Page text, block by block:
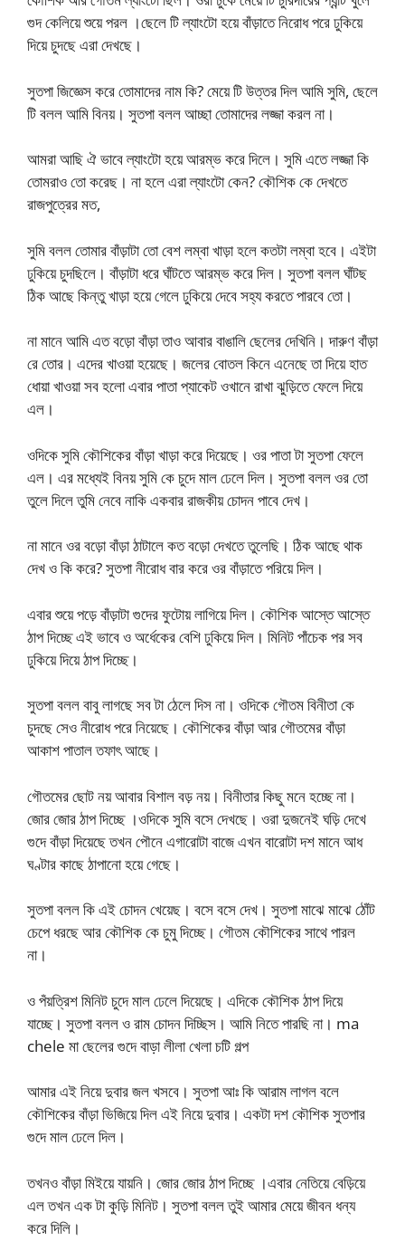
গুদ কেলিয়ে শুয়ে পরল ।ছেলে টি ল্যাংটো হয়ে বাঁড়াতে নিরোধ পরে ঢুকিয়ে
দিয়ে চুদছে এরা দেখছে।
সুতপা জিজ্ঞেস করে তোমাদের নাম কি? মেয়ে টি উত্তর দিল আমি সুমি, ছেলে
টি বলল আমি বিনয়। সুতপা বলল আচ্ছা তোমাদের লজ্জা করল না।
আমরা আছি ঐ ভাবে ল্যাংটো হয়ে আরম্ভ করে দিলে। সুমি এতে লজ্জা কি
তোমরাও তো করেছ। না হলে এরা ল্যাংটো কেন? কৌশিক কে দেখতে
রাজপুত্রের মত,
সুমি বলল তোমার বাঁড়াটা তো বেশ লম্বা খাড়া হলে কতটা লম্বা হবে। এইটা
ঢুকিয়ে চুদছিলে। বাঁড়াটা ধরে ঘাঁটতে আরম্ভ করে দিল। সুতপা বলল ঘাঁটছ
ঠিক আছে কিন্তু খাড়া হয়ে গেলে ঢুকিয়ে দেবে সহ্য করতে পারবে তো।
না মানে আমি এত বড়ো বাঁড়া তাও আবার বাঙালি ছেলের দেখিনি। দারুণ বাঁড়া
রে তোর। এদের খাওয়া হয়েছে। জলের বোতল কিনে এনেছে তা দিয়ে হাত
ধোয়া খাওয়া সব হলো এবার পাতা প্যাকেট ওখানে রাখা ঝুড়িতে ফেলে দিয়ে
এল।
ওদিকে সুমি কৌশিকের বাঁড়া খাড়া করে দিয়েছে। ওর পাতা টা সুতপা ফেলে
এল। এর মধ্যেই বিনয় সুমি কে চুদে মাল ঢেলে দিল। সুতপা বলল ওর তো
তুলে দিলে তুমি নেবে নাকি একবার রাজকীয় চোদন পাবে দেখ।
না মানে ওর বড়ো বাঁড়া ঠাটালে কত বড়ো দেখতে তুলেছি। ঠিক আছে থাক
দেখ ও কি করে? সুতপা নীরোধ বার করে ওর বাঁড়াতে পরিয়ে দিল।
এবার শুয়ে পড়ে বাঁড়াটা গুদের ফুটোয় লাগিয়ে দিল। কৌশিক আস্তে আস্তে
ঠাপ দিচ্ছে এই ভাবে ও অর্ধেকের বেশি ঢুকিয়ে দিল। মিনিট পাঁচেক পর সব
ঢুকিয়ে দিয়ে ঠাপ দিচ্ছে।
সুতপা বলল বাবু লাগছে সব টা ঠেলে দিস না। ওদিকে গৌতম বিনীতা কে
চুদছে সেও নীরোধ পরে নিয়েছে। কৌশিকের বাঁড়া আর গৌতমের বাঁড়া
আকাশ পাতাল তফাৎ আছে।
গৌতমের ছোট নয় আবার বিশাল বড় নয়। বিনীতার কিছু মনে হচ্ছে না।
জোর জোর ঠাপ দিচ্ছে ।ওদিকে সুমি বসে দেখছে। ওরা দুজনেই ঘড়ি দেখে
গুদে বাঁড়া দিয়েছে তখন পৌনে এগারোটা বাজে এখন বারোটা দশ মানে আধ
ঘণ্টার কাছে ঠাপানো হয়ে গেছে।
সুতপা বলল কি এই চোদন খেয়েছ। বসে বসে দেখ। সুতপা মাঝে মাঝে ঠোঁট
চেপে ধরছে আর কৌশিক কে চুমু দিচ্ছে। গৌতম কৌশিকের সাথে পারল
না।
ও পঁয়ত্রিশ মিনিট চুদে মাল ঢেলে দিয়েছে। এদিকে কৌশিক ঠাপ দিয়ে
যাচ্ছে। সুতপা বলল ও রাম চোদন দিচ্ছিস। আমি নিতে পারছি না। ma
chele মা ছেলের গুদে বাড়া লীলা খেলা চটি গল্প
আমার এই নিয়ে দুবার জল খসবে। সুতপা আঃ কি আরাম লাগল বলে
কৌশিকের বাঁড়া ভিজিয়ে দিল এই নিয়ে দুবার। একটা দশ কৌশিক সুতপার
গুদে মাল ঢেলে দিল।
তখনও বাঁড়া মিইয়ে যায়নি। জোর জোর ঠাপ দিচ্ছে ।এবার নেতিয়ে বেড়িয়ে
এল তখন এক টা কুড়ি মিনিট। সুতপা বলল তুই আমার মেয়ে জীবন ধন্য
করে দিলি।